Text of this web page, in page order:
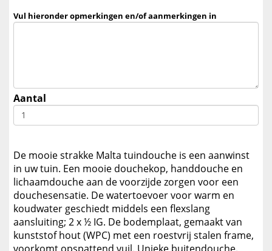
Vul hieronder opmerkingen en/of aanmerkingen in
Aantal
De mooie strakke Malta tuindouche is een aanwinst
in uw tuin. Een mooie douchekop, handdouche en
lichaamdouche aan de voorzijde zorgen voor een
douchesensatie. De watertoevoer voor warm en
koudwater geschiedt middels een flexslang
aansluiting; 2 x ½ IG. De bodemplaat, gemaakt van
kunststof hout (WPC) met een roestvrij stalen frame,